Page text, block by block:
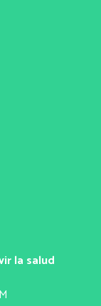
la salud